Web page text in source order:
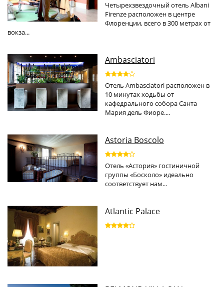
Четырехзвездочный отель Albani
Firenze расположен в центре
Флоренции, всего в 300 метрах от
вокза...
Ambasciatori
Отель Ambasciatori расположен в
10 минутах ходьбы от
кафедрального собора Санта
Мария дель Фиоре....
Astoria Boscolo
Отель «Астория» гостиничной
группы «Босколо» идеально
соответствует нам...
Atlantic Palace